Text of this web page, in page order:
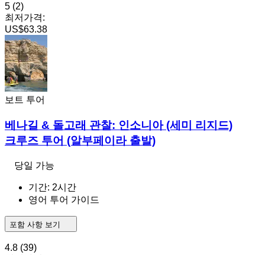
5 (2)
최저가격:
US$63.38
보트 투어
베나길 & 돌고래 관찰: 인소니아 (세미 리지드)
크루즈 투어 (알부페이라 출발)
당일 가능
기간: 2시간
영어 투어 가이드
포함 사항 보기
4.8 (39)